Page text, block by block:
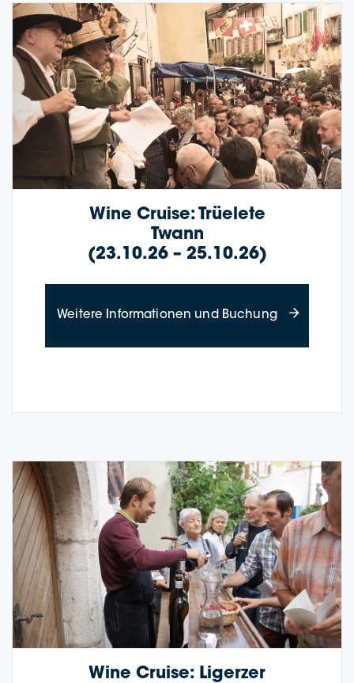
Wine Crui­se: Trüele­te
Twann
(23.10.26 – 25.10.26)
Wei­te­re Infor­ma­tio­nen und Buchungabout Wine
Wine Crui­se: Liger­zer